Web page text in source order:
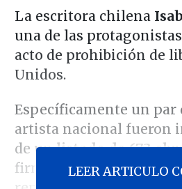
La escritora chilena
una de las
acto de prohibición de
Unidos.
Específicamente un par
artista nacional fueron
de unlistado de 673
firmada por elLEER ARTICULO